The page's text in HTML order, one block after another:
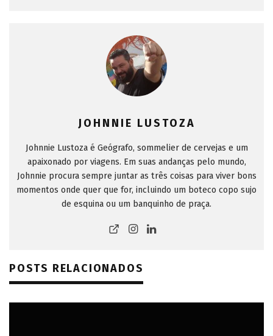
JOHNNIE LUSTOZA
Johnnie Lustoza é Geógrafo, sommelier de cervejas e um
apaixonado por viagens. Em suas andanças pelo mundo,
Johnnie procura sempre juntar as três coisas para viver bons
momentos onde quer que for, incluindo um boteco copo sujo
de esquina ou um banquinho de praça.
POSTS RELACIONADOS